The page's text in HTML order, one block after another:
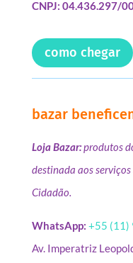
CNPJ: 04.436.297/
como chegar
bazar
Loja Bazar:produtos
destinada aos
Cidadão.
WhatsApp: +55 (11)
Av. Imperatriz